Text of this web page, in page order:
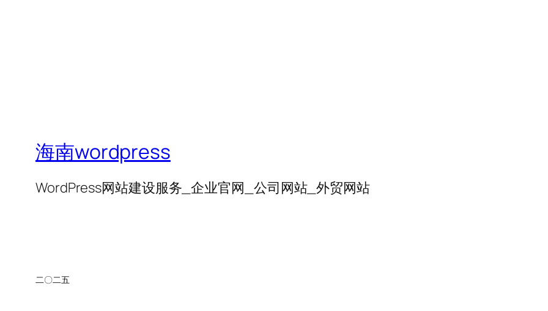
海南wordpress
WordPress网站建设服务_企业官网_公司网站_外贸网站
二〇二五